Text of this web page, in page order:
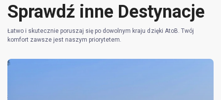
Sprawdź inne Destynacje
Łatwo i skutecznie poruszaj się po dowolnym kraju dzięki AtoB. Twój
komfort zawsze jest naszym priorytetem.